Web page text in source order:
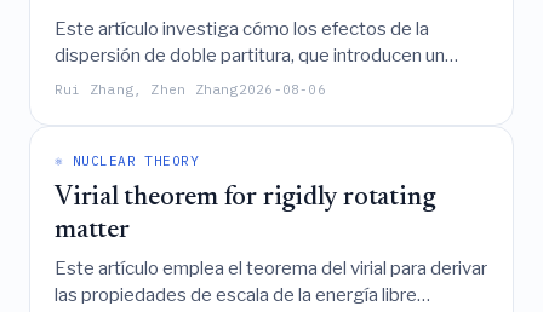
Este artículo investiga cómo los efectos de la
dispersión de doble partitura, que introducen un
momento transversal faltante adicional debido a las
masa del bosón W respecto a las predicciones del
Modelo Estándar al causar potencialmente un
desplazamiento ascendente en el valor medido.
Rui Zhang, Zhen Zhang2026-08-06
⚛️ NUCLEAR THEORY
Virial theorem for rigidly rotating
matter
Este artículo emplea el teorema del virial para derivar
las propiedades de escala de la energía libre